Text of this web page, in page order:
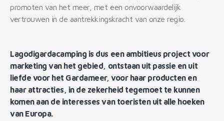
promoten van het meer, met een onvoorwaardelijk
vertrouwen in de aantrekkingskracht van onze regio.
Lagodigardacamping is dus een ambitieus project voor
marketing van het gebied, ontstaan uit passie en uit
liefde voor het Gardameer, voor haar producten en
haar attracties, in de zekerheid tegemoet te kunnen
komen aan de interesses van toeristen uit alle hoeken
van Europa.